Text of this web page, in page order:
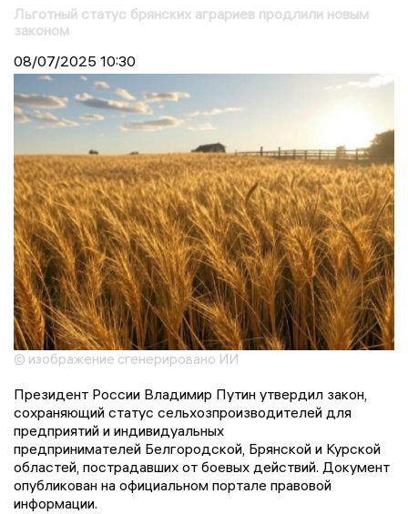
Льготный статус брянских аграриев продлили новым
законом
08/07/2025 10:30
© изображение сгенерировано ИИ
Президент России Владимир Путин утвердил закон,
сохраняющий статус сельхозпроизводителей для
предприятий и индивидуальных
предпринимателей Белгородской, Брянской и Курской
областей, пострадавших от боевых действий. Документ
опубликован на официальном портале правовой
информации.